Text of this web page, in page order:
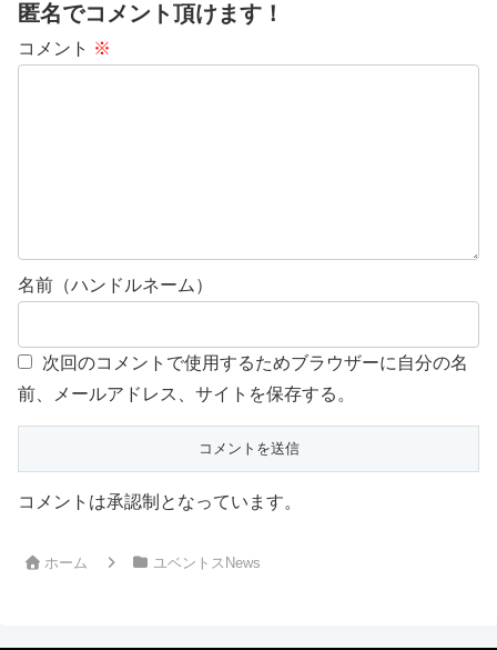
匿名でコメント頂けます！
コメント ※
名前（ハンドルネーム）
次回のコメントで使用するためブラウザーに自分の名
前、メールアドレス、サイトを保存する。
コメントは承認制となっています。
ホーム ユベントスNews